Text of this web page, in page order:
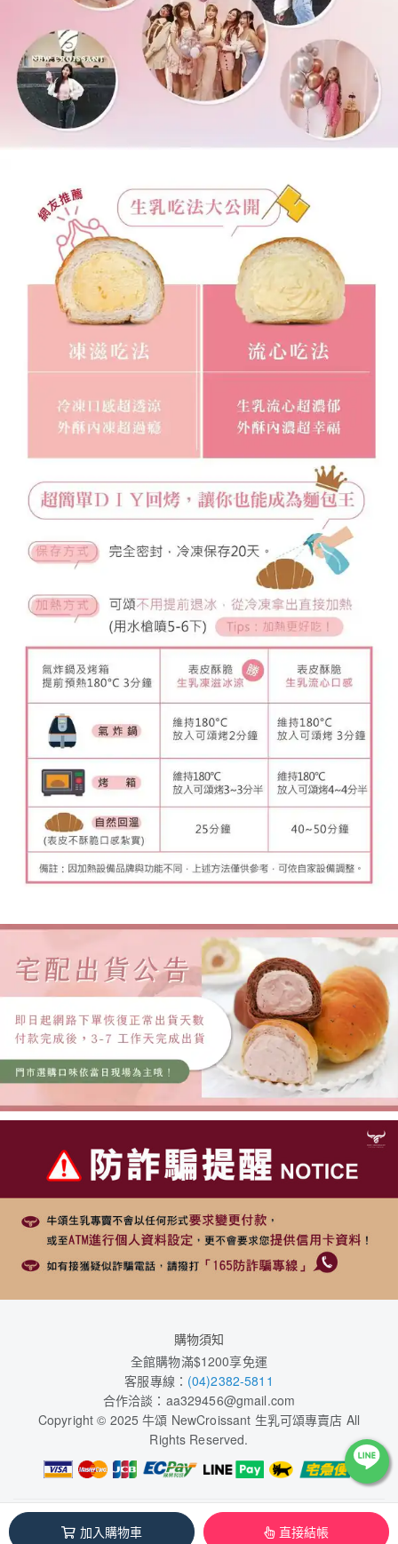
加入購物車 直接結帳
購物須知
全館購物滿$1200享免運
客服專線： (04)2382-5811
合作洽談： aa329456@gmail.com
Copyright © 2025 牛頌 NewCroissant 生乳可頌專賣店 All
Rights Reserved.
本系統由1shop一頁購物維護